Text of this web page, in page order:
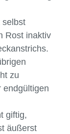
selbst
Rost inaktiv
zu
endgültigen
giftig,
äußerst